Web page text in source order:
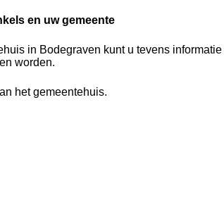
en uw gemeente
in Bodegraven kunt u tevens
worden.
het gemeentehuis.